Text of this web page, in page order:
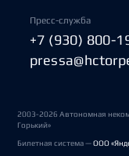
Пресс-служба
+7 (930) 800-
2003-2026 Автономная
Горький»
Билетная система —ООО